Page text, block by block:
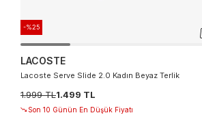
-%25
LACOSTE
Lacoste Serve Slide 2.0 Kadın Beyaz Terlik
1.999 TL1.499 TL
Son 10 Günün En Düşük Fiyatı